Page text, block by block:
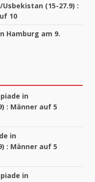
(15-27.9) :
10
Hamburg am 9.
in
: Männer auf 5
in
: Männer auf 5
in